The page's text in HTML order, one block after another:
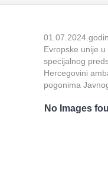
Evropske unije
specijalnog
Hercegovini
pogonima
No Images